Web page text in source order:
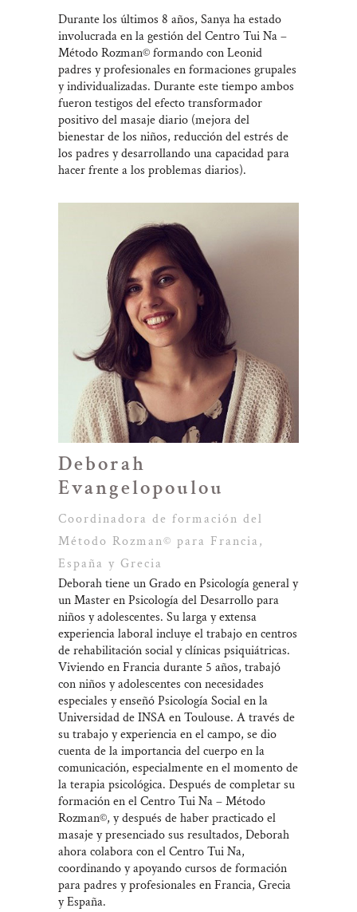
Durante los últimos 8 años, Sanya ha estado
involucrada en la gestión del Centro Tui Na –
Método Rozman© formando con Leonid
padres y profesionales en formaciones grupales
y individualizadas. Durante este tiempo ambos
fueron testigos del efecto transformador
positivo del masaje diario (mejora del
bienestar de los niños, reducción del estrés de
los padres y desarrollando una capacidad para
hacer frente a los problemas diarios).
Deborah
Evangelopoulou
Coordinadora de formación del
Método Rozman© para Francia,
España y Grecia
Deborah tiene un Grado en Psicología general y
un Master en Psicología del Desarrollo para
niños y adolescentes. Su larga y extensa
experiencia laboral incluye el trabajo en centros
de rehabilitación social y clínicas psiquiátricas.
Viviendo en Francia durante 5 años, trabajó
con niños y adolescentes con necesidades
especiales y enseñó Psicología Social en la
Universidad de INSA en Toulouse. A través de
su trabajo y experiencia en el campo, se dio
cuenta de la importancia del cuerpo en la
comunicación, especialmente en el momento de
la terapia psicológica. Después de completar su
formación en el Centro Tui Na – Método
Rozman©, y después de haber practicado el
masaje y presenciado sus resultados, Deborah
ahora colabora con el Centro Tui Na,
coordinando y apoyando cursos de formación
para padres y profesionales en Francia, Grecia
y España.